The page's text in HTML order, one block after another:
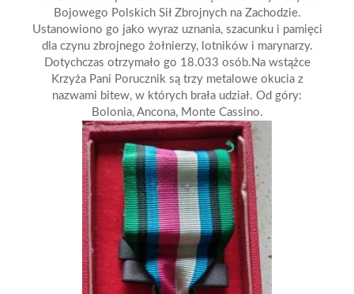
Bojowego Polskich Sił Zbrojnych na Zachodzie.
Ustanowiono go jako wyraz uznania, szacunku i pamięci
dla czynu zbrojnego żołnierzy, lotników i marynarzy.
Dotychczas otrzymało go 18.033 osób.Na wstążce
Krzyża Pani Porucznik są trzy metalowe okucia z
nazwami bitew, w których brała udział. Od góry:
Bolonia, Ancona, Monte Cassino.